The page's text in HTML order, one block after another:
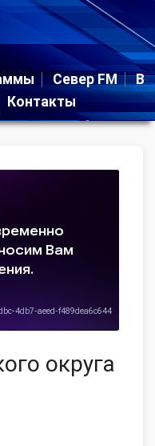
Север FM
В
Контакты
округа